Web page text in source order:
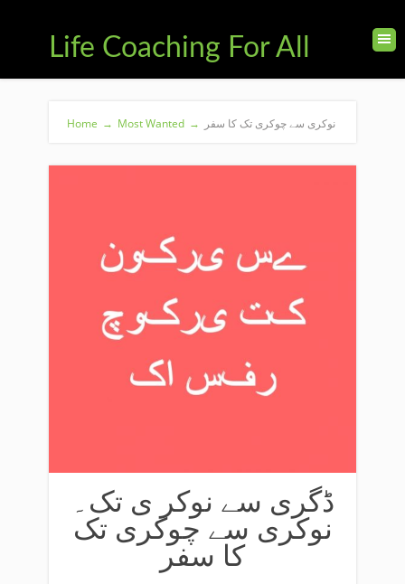
Life Coaching For All
Home → Most Wanted → نوکری سے چوکری تک کا سفر
ڈگری سے نوکر ی تک۔
نوکری سے چوکری تک
کا سفر